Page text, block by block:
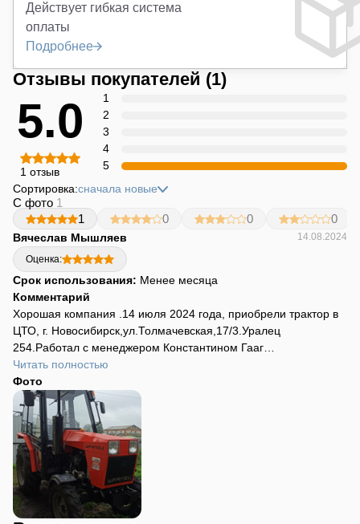
Действует гибкая система
оплаты
Подробнее
Отзывы покупателей (1)
5.0
1 отзыв
1
2
3
4
5
Сортировка:сначала новые
С фото 1
1
0 0 0
Вячеслав Мышляев
Оценка:
Срок использования: Менее месяца
Комментарий
Хорошая компания .14 июля 2024 года, приобрели трактор в
ЦТО, г. Новосибирск,ул.Толмачевская,17/3.Уралец
254.Работал с менеджером Константином Гааг
молодец,рассказал всё объяснил, консультировал перед
продажей и после продажи.Всё сделано по высшему
уровню.Спасибо Андрею из склада Новосибирск ул.
Толмачёвская 17/3 который подготовил трактор показал всё
рассказал.Так держать. Рекомендую.
Читать полностью
Фото
14.08.2024